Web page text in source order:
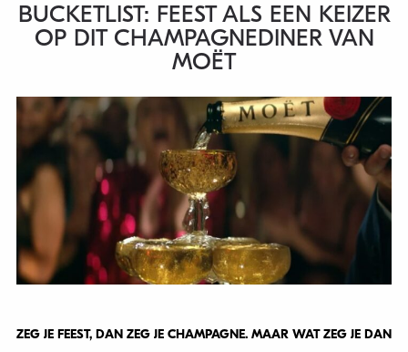
BUCKETLIST: FEEST ALS EEN KEIZER
OP DIT CHAMPAGNEDINER VAN
MOËT
ZEG JE FEEST, DAN ZEG JE CHAMPAGNE. MAAR WAT ZEG JE DAN